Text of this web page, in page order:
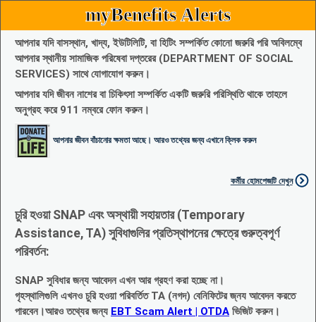
myBenefits Alerts
আপনার যদি বাসস্থান, খাদ্য, ইউটিলিটি, বা হিটিং সম্পর্কিত কোনো জরুরি পরি অবিলম্বে
আপনার স্থানীয় সামাজিক পরিষেবা দপ্তরের (DEPARTMENT OF SOCIAL
SERVICES) সাথে যোগাযোগ করুন।
আপনার যদি জীবন নাশের বা চিকিৎসা সম্পর্কিত একটি জরুরি পরিস্থিতি থাকে তাহলে
অনুগ্রহ করে 911 নম্বরে ফোন করুন।
আপনার জীবন বাঁচানোর ক্ষমতা আছে। আরও তথ্যের জন্য এখানে ক্লিক করুন
কর্মীর হোমপেজটি দেখুন
চুরি হওয়া SNAP এবং অস্থায়ী সহায়তার (Temporary
Assistance, TA) সুবিধাগুলির প্রতিস্থাপনের ক্ষেত্রে গুরুত্বপূর্ণ
পরিবর্তন:
SNAP সুবিধার জন্য আবেদন এখন আর গ্রহণ করা হচ্ছে না।
গৃহস্থালিগুলি এখনও চুরি হওয়া পরিবর্তিত TA (নগদ) বেনিফিটের জ্নয আবেদন করতে
পারবেন।আরও তথ্যের জন্য EBT Scam Alert | OTDA ভিজিট করুন।